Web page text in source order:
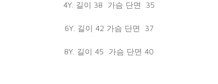
4Y. 길이 38 가슴 단면 35
6Y. 길이 42 가슴 단면 37
8Y. 길이 45 가슴 단면 40